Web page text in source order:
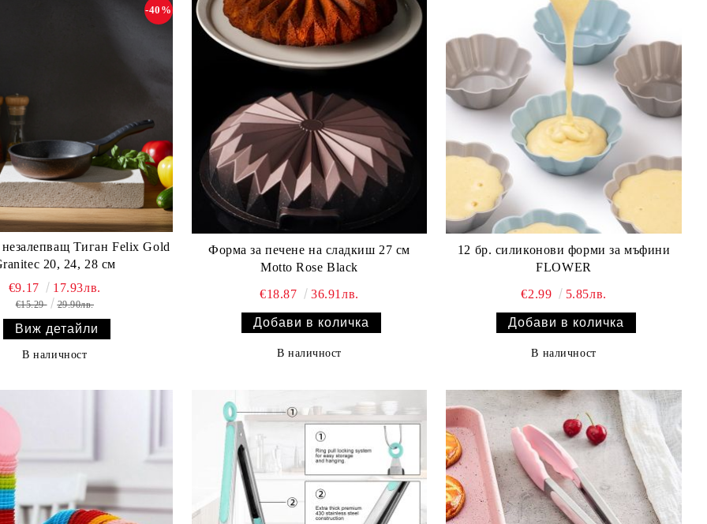
незалепващ Тиган Felix Gold
20, 24, 28 см
-40%
€9.17 17.93лв.
€15.29 29.90лв.
Виж детайли
В наличност
Форма за печене на сладкиш 27 см
Motto Rose Black
€18.87
36.91лв.
В наличност
12 бр. силиконови форми за мъфини
FLOWER
€2.99
5.85лв.
В наличност